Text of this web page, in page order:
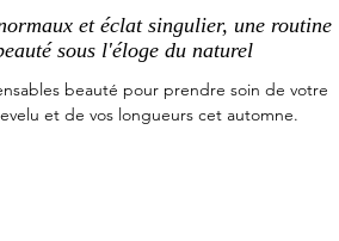
et éclat singulier, une routine
sous l'éloge du naturel
beauté pour prendre soin de votre
et de vos longueurs cet automne.